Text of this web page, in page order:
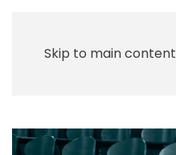
Skip to main content